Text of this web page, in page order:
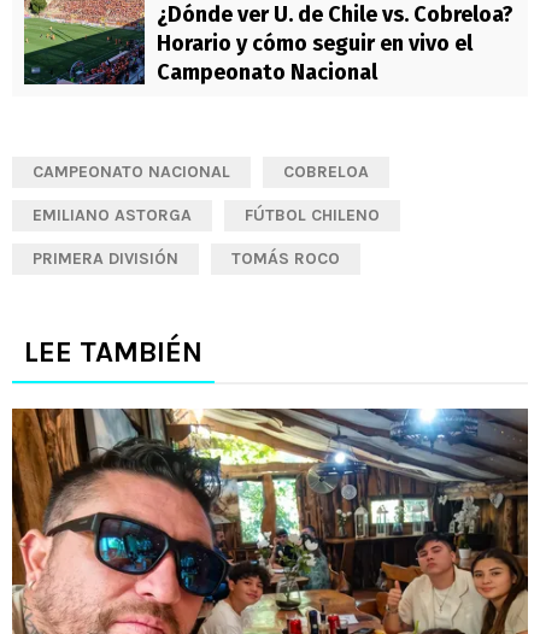
¿Dónde ver U. de Chile vs. Cobreloa?
Horario y cómo seguir en vivo el
Campeonato Nacional
CAMPEONATO NACIONAL COBRELOA
EMILIANO ASTORGA FÚTBOL CHILENO
PRIMERA DIVISIÓN TOMÁS ROCO
LEE TAMBIÉN